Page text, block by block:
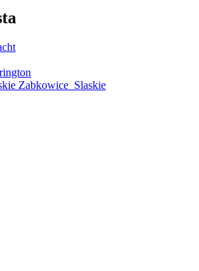
Zabkowice_Slaskie